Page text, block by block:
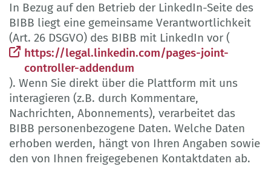
In Bezug auf den Betrieb der LinkedIn-Seite des
BIBB liegt eine gemeinsame Verantwortlichkeit
(Art. 26 DSGVO) des BIBB mit LinkedIn vor (
https://legal.linkedin.com/pages-joint-
controller-addendum
). Wenn Sie direkt über die Plattform mit uns
interagieren (z.B. durch Kommentare,
Nachrichten, Abonnements), verarbeitet das
BIBB personenbezogene Daten. Welche Daten
erhoben werden, hängt von Ihren Angaben sowie
den von Ihnen freigegebenen Kontaktdaten ab.